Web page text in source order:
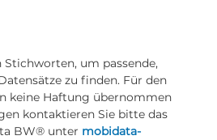
Stichworten, um passende,
zu finden. Für den
keine Haftung übernommen
kontaktieren Sie bitte das
BW® unter mobidata-